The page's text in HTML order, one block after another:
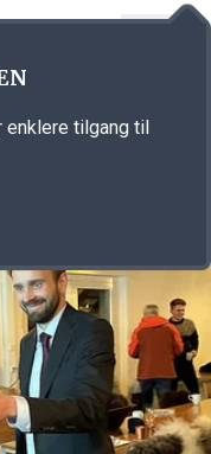
enklere tilgang til